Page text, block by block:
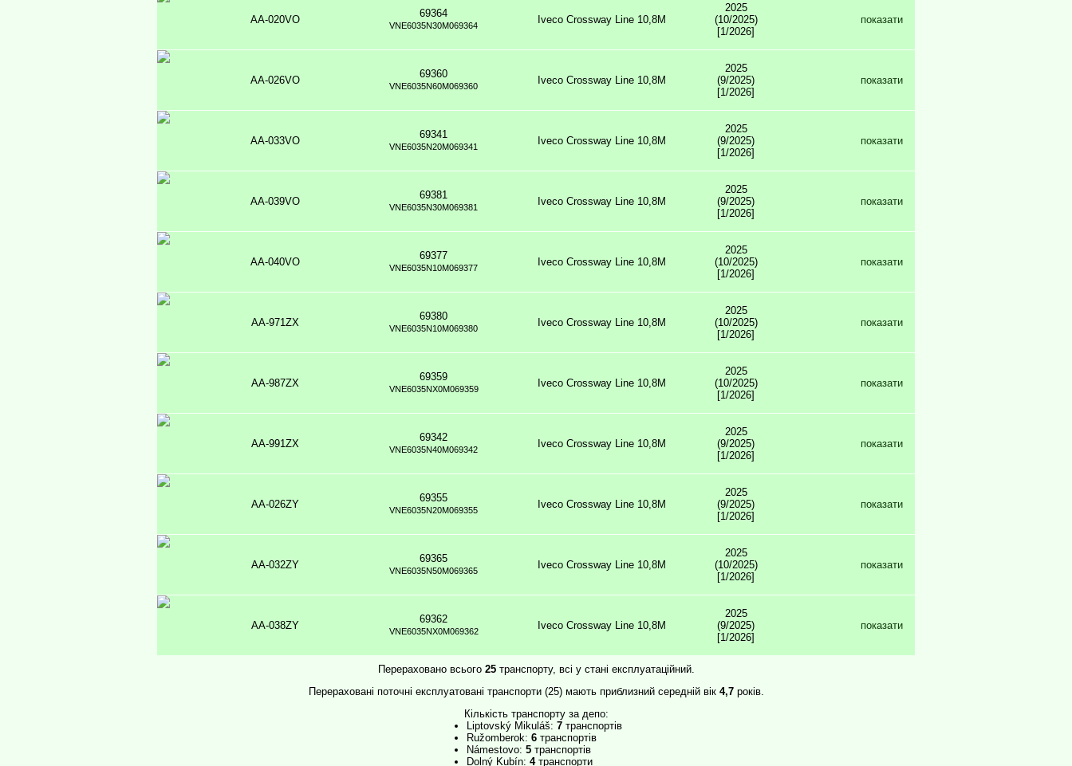
AA-020VO
69364
VNE6035N30M069364 Iveco Crossway Line 10,8M
2025
(10/2025)
[1/2026]
показати
AA-026VO
69360
VNE6035N60M069360 Iveco Crossway Line 10,8M
2025
(9/2025)
[1/2026]
показати
AA-033VO
69341
VNE6035N20M069341 Iveco Crossway Line 10,8M
2025
(9/2025)
[1/2026]
показати
AA-039VO
69381
VNE6035N30M069381 Iveco Crossway Line 10,8M
2025
(9/2025)
[1/2026]
показати
AA-040VO
69377
VNE6035N10M069377 Iveco Crossway Line 10,8M
2025
(10/2025)
[1/2026]
показати
AA-971ZX
69380
VNE6035N10M069380 Iveco Crossway Line 10,8M
2025
(10/2025)
[1/2026]
показати
AA-987ZX
69359
VNE6035NX0M069359 Iveco Crossway Line 10,8M
2025
(10/2025)
[1/2026]
показати
AA-991ZX
69342
VNE6035N40M069342 Iveco Crossway Line 10,8M
2025
(9/2025)
[1/2026]
показати
AA-026ZY
69355
VNE6035N20M069355 Iveco Crossway Line 10,8M
2025
(9/2025)
[1/2026]
показати
AA-032ZY
69365
VNE6035N50M069365 Iveco Crossway Line 10,8M
2025
(10/2025)
[1/2026]
показати
AA-038ZY
69362
VNE6035NX0M069362 Iveco Crossway Line 10,8M
2025
(9/2025)
[1/2026]
показати
Перераховано всього 25транспорту, всі у стані експлуатаційний.
Перераховані поточні експлуатовані транспорти (25) мають приблизний середній вік 4,7років.
Кількість транспорту за депо:
Liptovský Mikuláš: 7транспортів
Ružomberok: 6транспортів
Námestovo: 5транспортів
Dolný Kubín: 4транспорти